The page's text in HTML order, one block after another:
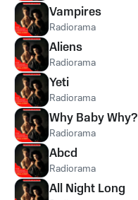
Vampires
Radiorama
Aliens
Radiorama
Yeti
Radiorama
Why Baby Why?
Radiorama
Abcd
Radiorama
All Night Long